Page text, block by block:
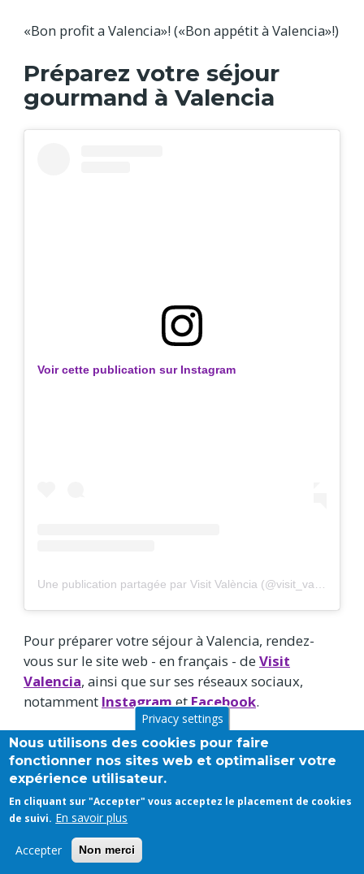
«Bon profit a Valencia»! («Bon appétit à Valencia»!)
Préparez votre séjour
gourmand à Valencia
Voir cette publication sur Instagram
Une publication partagée par Visit València (@visit_valencia)
Pour préparer votre séjour à Valencia, rendez-
vous sur le site web - en français - de Visit
Valencia, ainsi que sur ses réseaux sociaux,
notamment Instagram et Facebook.
Sur son site web, Visit Valencia met à votre
disposition une section entière dédiée à la
gastronomie et aux expériences gourmandes
N'hésitez pas non plus à consulter notre article
sur les 10 super raisons de partir à Valencia en
Privacy settings
Nous utilisons des cookies pour faire
fonctionner nos sites web et optimaliser votre
expérience utilisateur.
En cliquant sur "Accepter" vous acceptez le placement de cookies
de suivi. En savoir plus
Accepter Non merci